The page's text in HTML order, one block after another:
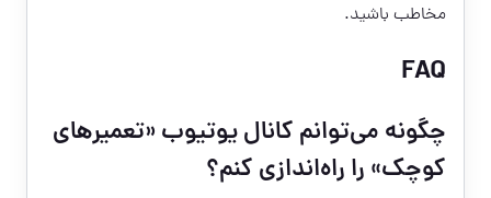
مخاطب باشید.
FAQ
چگونه می‌توانم کانال یوتیوب «تعمیرهای
کوچک» را راه‌اندازی کنم؟